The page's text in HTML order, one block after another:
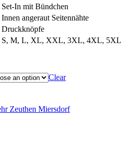
Set-In mit Bündchen
Innen angeraut Seitennähte
Druckknöpfe
S, M, L, XL, XXL, 3XL, 4XL, 5XL
Clear
Zeuthen Miersdorf